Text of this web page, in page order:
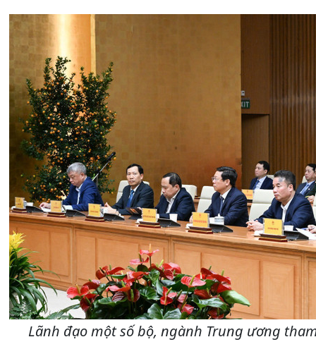
Lãnh đạo một số bộ, ngành Trung ương